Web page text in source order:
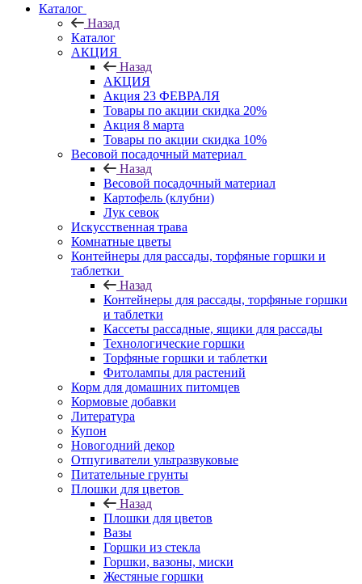
Каталог
Назад
Каталог
АКЦИЯ
Назад
АКЦИЯ
Акция 23 ФЕВРАЛЯ
Товары по акции скидка 20%
Акция 8 марта
Товары по акции скидка 10%
Весовой посадочный материал
Назад
Весовой посадочный материал
Картофель (клубни)
Лук севок
Искусственная трава
Комнатные цветы
Контейнеры для рассады, торфяные горшки и
таблетки
Назад
Контейнеры для рассады, торфяные горшки
и таблетки
Кассеты рассадные, ящики для рассады
Технологические горшки
Торфяные горшки и таблетки
Фитолампы для растений
Корм для домашних питомцев
Кормовые добавки
Литература
Купон
Новогодний декор
Отпугиватели ультразвуковые
Питательные грунты
Плошки для цветов
Назад
Плошки для цветов
Вазы
Горшки из стекла
Горшки, вазоны, миски
Жестяные горшки